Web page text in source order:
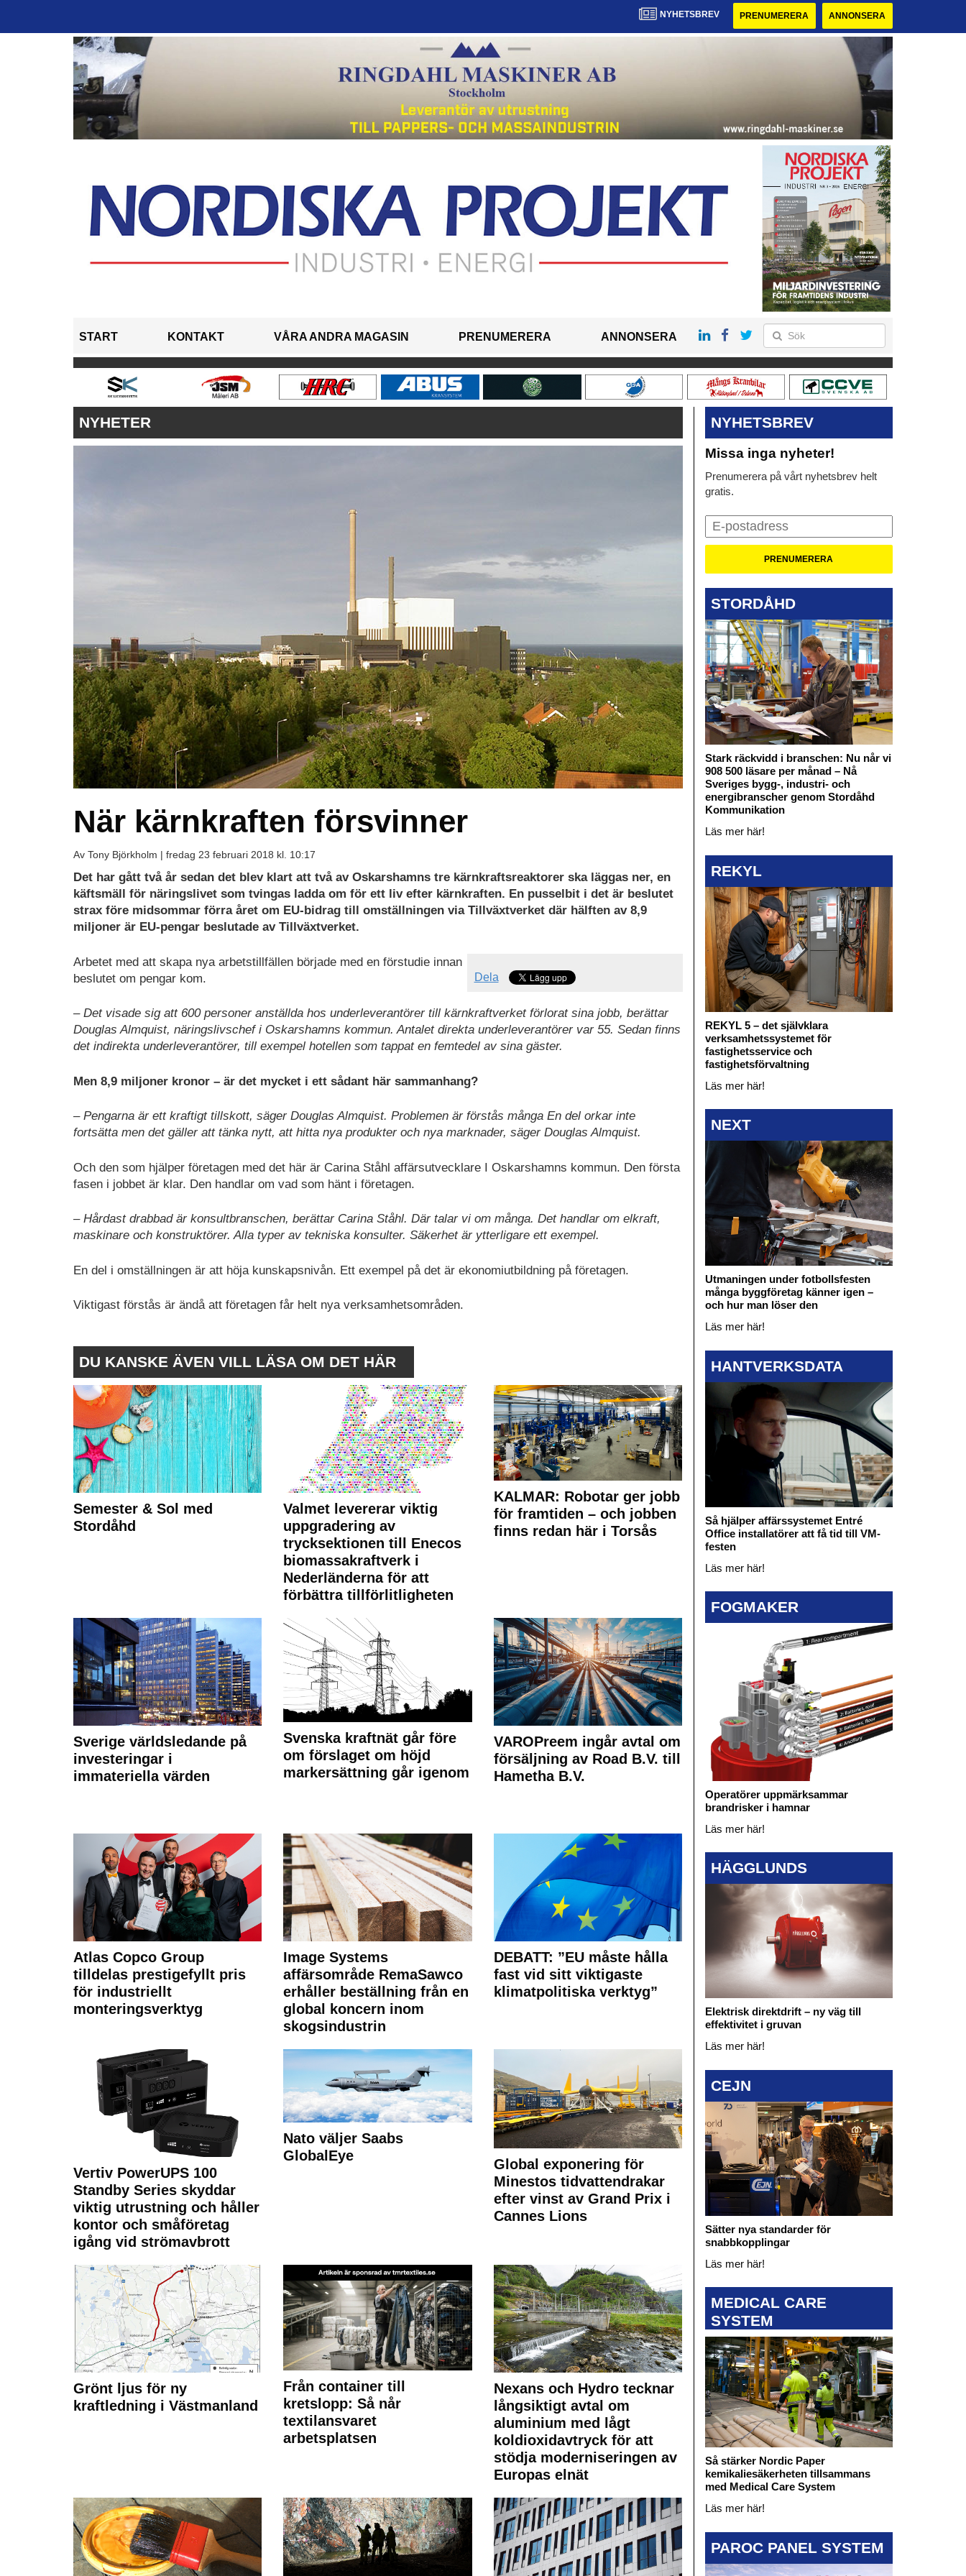
NYHETSBREV PRENUMERERA ANNONSERA
START KONTAKT VÅRA ANDRA MAGASIN PRENUMERERA ANNONSERA
NYHETER
När kärnkraften försvinner
Av Tony Björkholm | fredag 23 februari 2018 kl. 10:17
Det har gått två år sedan det blev klart att två av Oskarshamns tre kärnkraftsreaktorer ska läggas ner, en
käftsmäll för näringslivet som tvingas ladda om för ett liv efter kärnkraften. En pusselbit i det är beslutet
strax före midsommar förra året om EU-bidrag till omställningen via Tillväxtverket där hälften av 8,9
miljoner är EU-pengar beslutade av Tillväxtverket.
Dela
Arbetet med att skapa nya arbetstillfällen började med en förstudie innan
beslutet om pengar kom.
– Det visade sig att 600 personer anställda hos underleverantörer till kärnkraftverket förlorat sina jobb, berättar
Douglas Almquist, näringslivschef i Oskarshamns kommun. Antalet direkta underleverantörer var 55. Sedan finns
det indirekta underleverantörer, till exempel hotellen som tappat en femtedel av sina gäster.
Men 8,9 miljoner kronor – är det mycket i ett sådant här sammanhang?
– Pengarna är ett kraftigt tillskott, säger Douglas Almquist. Problemen är förstås många En del orkar inte
fortsätta men det gäller att tänka nytt, att hitta nya produkter och nya marknader, säger Douglas Almquist.
Och den som hjälper företagen med det här är Carina Ståhl affärsutvecklare I Oskarshamns kommun. Den första
fasen i jobbet är klar. Den handlar om vad som hänt i företagen.
– Hårdast drabbad är konsultbranschen, berättar Carina Ståhl. Där talar vi om många. Det handlar om elkraft,
maskinare och konstruktörer. Alla typer av tekniska konsulter. Säkerhet är ytterligare ett exempel.
En del i omställningen är att höja kunskapsnivån. Ett exempel på det är ekonomiutbildning på företagen.
Viktigast förstås är ändå att företagen får helt nya verksamhetsområden.
DU KANSKE ÄVEN VILL LÄSA OM DET HÄR
Semester & Sol med
Stordåhd
Valmet levererar viktig
uppgradering av
trycksektionen till Enecos
biomassakraftverk i
Nederländerna för att
förbättra tillförlitligheten
KALMAR: Robotar ger jobb
för framtiden – och jobben
finns redan här i Torsås
Sverige världsledande på
investeringar i
immateriella värden
Svenska kraftnät går före
om förslaget om höjd
markersättning går igenom
VAROPreem ingår avtal om
försäljning av Road B.V. till
Hametha B.V.
Atlas Copco Group
tilldelas prestigefyllt pris
för industriellt
monteringsverktyg
Image Systems
affärsområde RemaSawco
erhåller beställning från en
global koncern inom
skogsindustrin
DEBATT: ”EU måste hålla
fast vid sitt viktigaste
klimatpolitiska verktyg”
Vertiv PowerUPS 100
Standby Series skyddar
viktig utrustning och håller
kontor och småföretag
igång vid strömavbrott
Nato väljer Saabs
GlobalEye
Global exponering för
Minestos tidvattendrakar
efter vinst av Grand Prix i
Cannes Lions
Grönt ljus för ny
kraftledning i Västmanland
Från container till
kretslopp: Så når
textilansvaret
arbetsplatsen
Nexans och Hydro tecknar
långsiktigt avtal om
aluminium med lågt
koldioxidavtryck för att
stödja moderniseringen av
Europas elnät
NYHETSBREV
Missa inga nyheter!
Prenumerera på vårt nyhetsbrev helt
gratis.
STORDÅHD
Stark räckvidd i branschen: Nu når vi
908 500 läsare per månad – Nå
Sveriges bygg-, industri- och
energibranscher genom Stordåhd
Kommunikation
Läs mer här!
REKYL
REKYL 5 – det självklara
verksamhetssystemet för
fastighetsservice och
fastighetsförvaltning
Läs mer här!
NEXT
Utmaningen under fotbollsfesten
många byggföretag känner igen –
och hur man löser den
Läs mer här!
HANTVERKSDATA
Så hjälper affärssystemet Entré
Office installatörer att få tid till VM-
festen
Läs mer här!
FOGMAKER
Operatörer uppmärksammar
brandrisker i hamnar
Läs mer här!
HÄGGLUNDS
Elektrisk direktdrift – ny väg till
effektivitet i gruvan
Läs mer här!
CEJN
Sätter nya standarder för
snabbkopplingar
Läs mer här!
MEDICAL CARE
SYSTEM
Så stärker Nordic Paper
kemikaliesäkerheten tillsammans
med Medical Care System
Läs mer här!
PAROC PANEL SYSTEM